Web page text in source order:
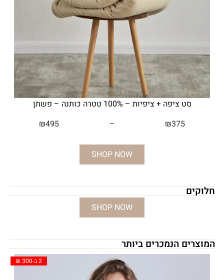
סט ציפה + ציפיות – 100% טטרה כותנה – פשתן
₪375
–
₪495
SHOP NOW
חלוקים
SHOP NOW
המוצרים הנמכרים ביותר
2 ב-300 ₪